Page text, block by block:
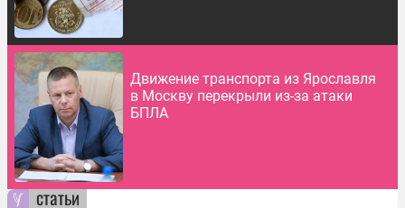
Движение транспорта из Ярославля
в Москву перекрыли из-за атаки
БПЛА
статьи